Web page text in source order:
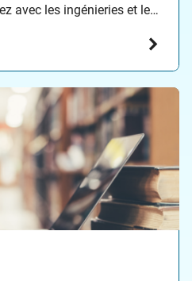
avec les ingénieries et les
confiance. *Ce programme
nationale…